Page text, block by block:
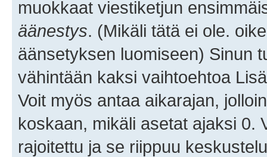
muokkaat viestiketjun
äänestys. (Mikäli tätä ei ole.
äänsetyksen luomiseen) Sinun
vähintään kaksi vaihtoehtoa
Voit myös antaa aikarajan,
koskaan, mikäli asetat ajaksi 0.
rajoitettu ja se riippuu